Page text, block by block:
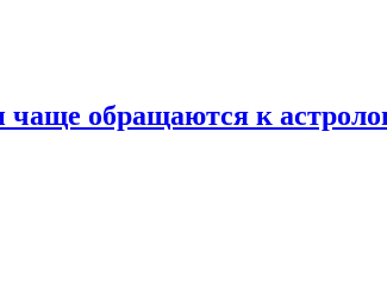
обращаются к